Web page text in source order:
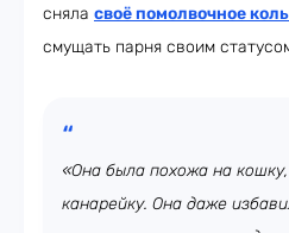
сняла своё помолвочное
смущать парня своим
«Она была похожа на
канарейку. Она даже